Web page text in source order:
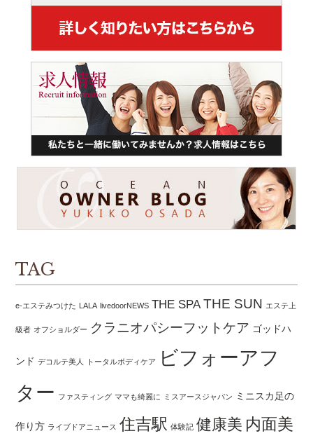
TAG
e-エステみつけた LALA livedoorNEWS THE SPA THE SUN エステ上
級者 オフショルダー クラニオパシーフットケア ゴッドハ
ンド デコルテ美人 トータルボディケア
ビフォーアフ
ター ファスティング ママも綺麗に ミスアースジャパン ミニスカ足の
作り方 ライブドアニュース 住吉駅 体験記 健康美 内面美